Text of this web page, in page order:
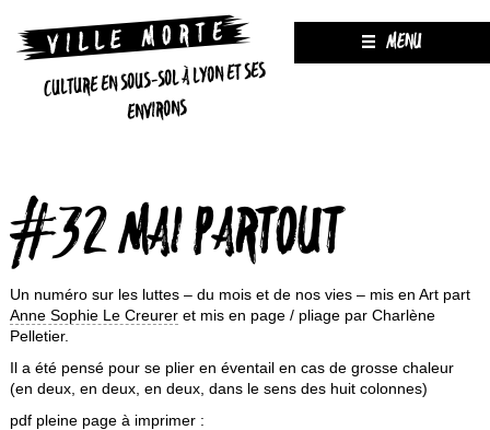
CULTURE EN SOUS-SOL À LYON ET SES
ENVIRONS
MENU
#32 MAI PARTOUT
Un numéro sur les luttes – du mois et de nos vies – mis en Art part
Anne Sophie Le Creureret mis en page / pliage par Charlène
Pelletier.
Il a été pensé pour se plier en éventail en cas de grosse chaleur
(en deux, en deux, en deux, dans le sens des huit colonnes)
pdf pleine page à imprimer :